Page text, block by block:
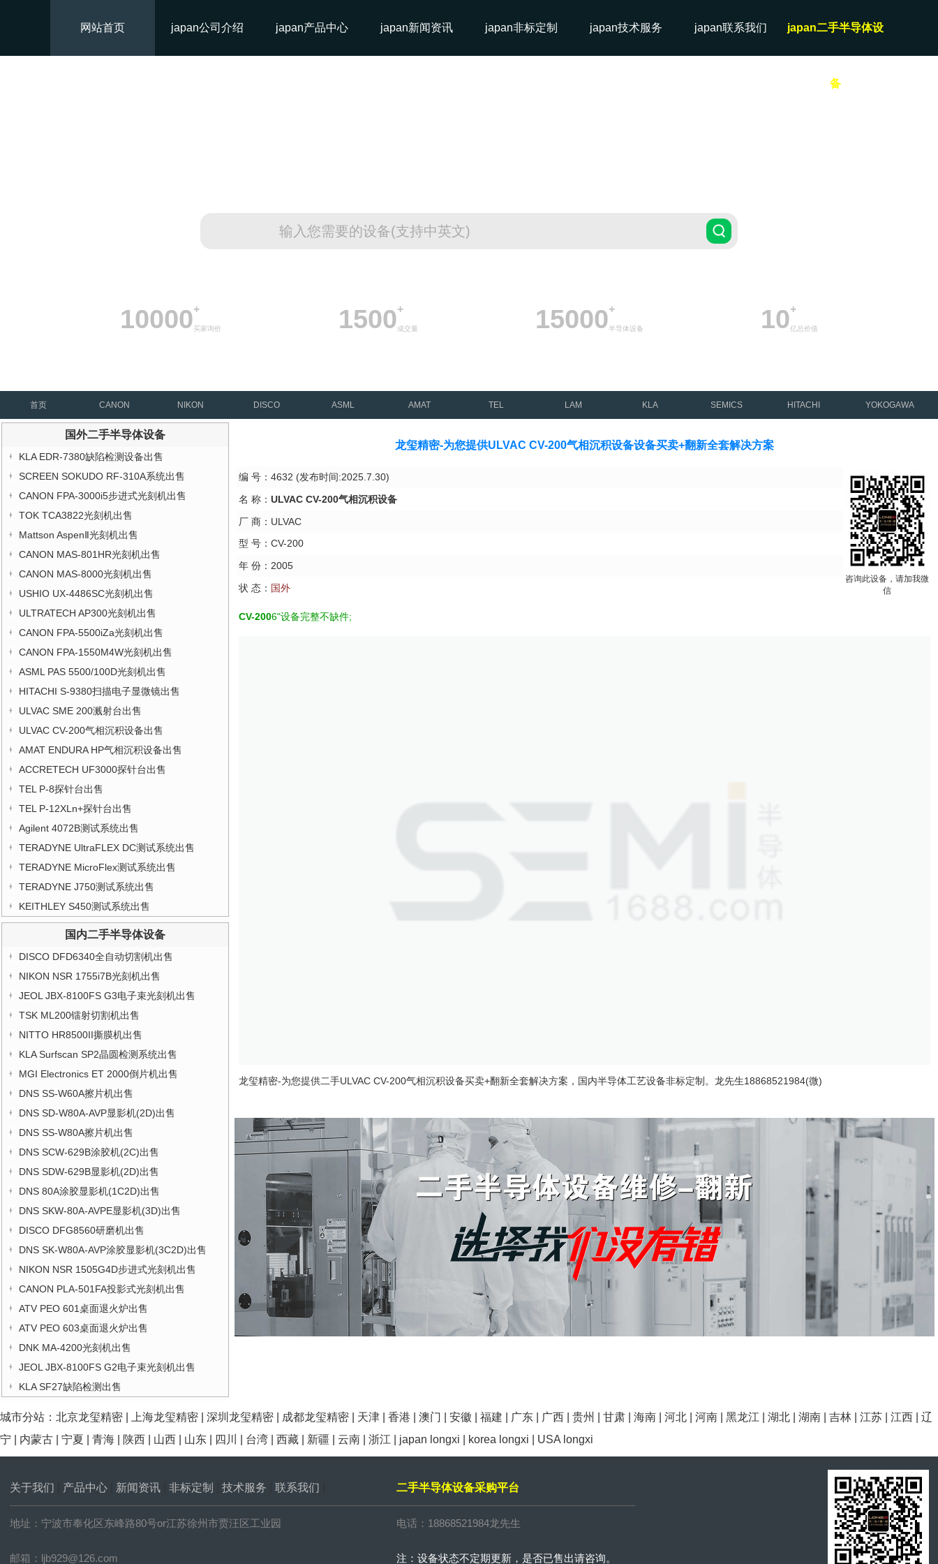
网站首页 japan公司介绍 japan产品中心 japan新闻资讯 japan非标定制 japan技术服务 japan联系我们 japan二手半导体设
备
10000+
买家询价 1500+
成交量 15000+
半导体设备 10+
亿总价值
首页 CANON NIKON DISCO ASML AMAT TEL LAM KLA SEMICS HITACHI YOKOGAWA
国外二手半导体设备
KLA EDR-7380缺陷检测设备出售
SCREEN SOKUDO RF-310A系统出售
CANON FPA-3000i5步进式光刻机出售
TOK TCA3822光刻机出售
Mattson AspenⅡ光刻机出售
CANON MAS-801HR光刻机出售
CANON MAS-8000光刻机出售
USHIO UX-4486SC光刻机出售
ULTRATECH AP300光刻机出售
CANON FPA-5500iZa光刻机出售
CANON FPA-1550M4W光刻机出售
ASML PAS 5500/100D光刻机出售
HITACHI S-9380扫描电子显微镜出售
ULVAC SME 200溅射台出售
ULVAC CV-200气相沉积设备出售
AMAT ENDURA HP气相沉积设备出售
ACCRETECH UF3000探针台出售
TEL P-8探针台出售
TEL P-12XLn+探针台出售
Agilent 4072B测试系统出售
TERADYNE UltraFLEX DC测试系统出售
TERADYNE MicroFlex测试系统出售
TERADYNE J750测试系统出售
KEITHLEY S450测试系统出售
国内二手半导体设备
DISCO DFD6340全自动切割机出售
NIKON NSR 1755i7B光刻机出售
JEOL JBX-8100FS G3电子束光刻机出售
TSK ML200镭射切割机出售
NITTO HR8500II撕膜机出售
KLA Surfscan SP2晶圆检测系统出售
MGI Electronics ET 2000倒片机出售
DNS SS-W60A擦片机出售
DNS SD-W80A-AVP显影机(2D)出售
DNS SS-W80A擦片机出售
DNS SCW-629B涂胶机(2C)出售
DNS SDW-629B显影机(2D)出售
DNS 80A涂胶显影机(1C2D)出售
DNS SKW-80A-AVPE显影机(3D)出售
DISCO DFG8560研磨机出售
DNS SK-W80A-AVP涂胶显影机(3C2D)出售
NIKON NSR 1505G4D步进式光刻机出售
CANON PLA-501FA投影式光刻机出售
ATV PEO 601桌面退火炉出售
ATV PEO 603桌面退火炉出售
DNK MA-4200光刻机出售
JEOL JBX-8100FS G2电子束光刻机出售
KLA SF27缺陷检测出售
龙玺精密-为您提供ULVAC CV-200气相沉积设备设备买卖+翻新全套解决方案
编 号：4632 (发布时间:2025.7.30)
咨询此设备，请加我微
信
名 称： ULVAC CV-200气相沉积设备
厂 商：ULVAC
型 号：CV-200
年 份：2005
状 态： 国外
CV-2006"设备完整不缺件;
龙玺精密-为您提供二手ULVAC CV-200气相沉积设备买卖+翻新全套解决方案，国内半导体工艺设备非标定制。龙先生18868521984(微)
城市分站： 北京龙玺精密 上海龙玺精密 深圳龙玺精密 成都龙玺精密 天津 香港 澳门 安徽 福建 广东 广西 贵州 甘肃 海南 河北 河南 黑龙江 湖北 湖南 吉林 江苏 江西
辽
宁
内蒙古 宁夏 青海 陕西 山西 山东 四川 台湾 西藏 新疆 云南 浙江 japan longxi korea longxi USA longxi
关于我们 产品中心| 新闻资讯| 非标定制 技术服务 联系我们 二手半导体设备采购平台
地址：宁波市奉化区东峰路80号or江苏徐州市贾汪区工业园 电话：18868521984龙先生
邮箱：ljb929@126.com 注：设备状态不定期更新，是否已售出请咨询。